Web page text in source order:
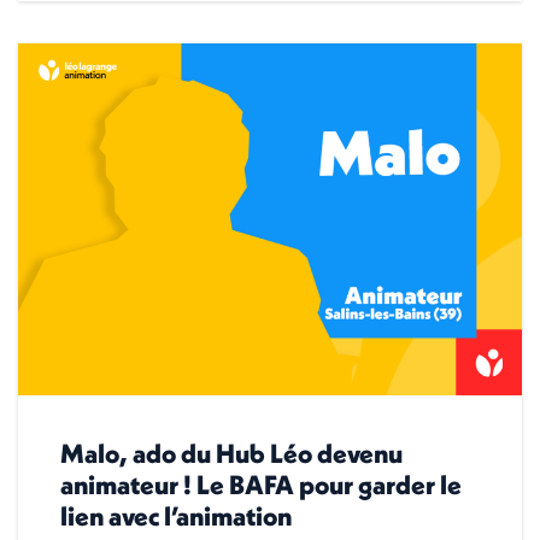
Malo, ado du Hub Léo devenu
animateur ! Le BAFA pour garder le
lien avec l’animation